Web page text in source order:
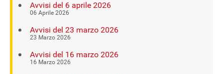
Avvisi del 6 aprile 2026
06 Aprile 2026
Avvisi del 23 marzo 2026
23 Marzo 2026
Avvisi del 16 marzo 2026
16 Marzo 2026